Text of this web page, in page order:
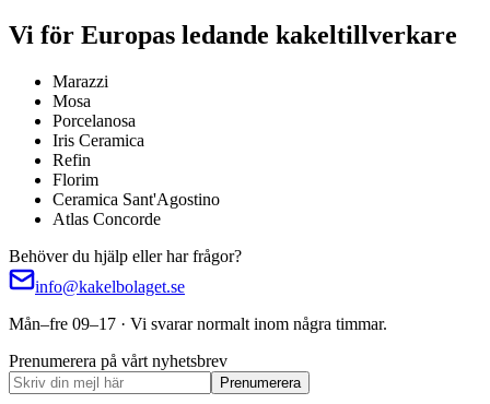
Vi för Europas ledande kakeltillverkare
Marazzi
Mosa
Porcelanosa
Iris Ceramica
Refin
Florim
Ceramica Sant'Agostino
Atlas Concorde
Behöver du hjälp eller har frågor?
info@kakelbolaget.se
Mån–fre 09–17 · Vi svarar normalt inom några timmar.
Prenumerera på vårt nyhetsbrev
Prenumerera